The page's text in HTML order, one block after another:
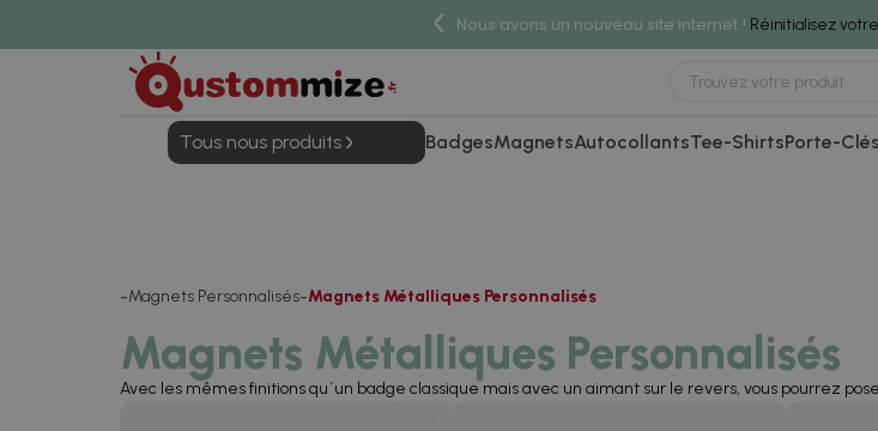
Nous avons un nouveau site internet ! Réinitialisez
Tous nous produits BadgesMagnetsAutocollantsTee-ShirtsPorte-Clés
Magnets Personnalisés Magnets Métalliques Personnalisés
Magnets Métalliques Personnalisés
Avec les mêmes finitions qu´un badge classique mais avec un aimant sur le revers, vous pourrez